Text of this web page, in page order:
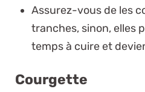
Assurez-vous de les
tranches, sinon, elles
temps à cuire et
Courgette